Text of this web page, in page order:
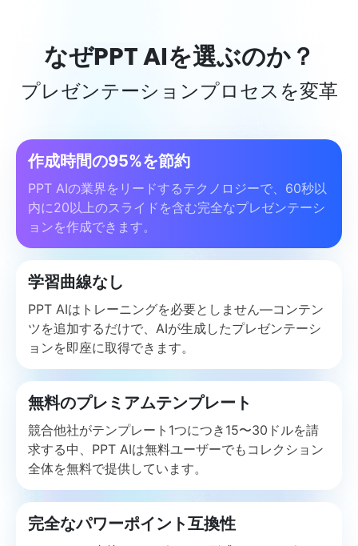
なぜPPT AIを選ぶのか？
プレゼンテーションプロセスを変革
作成時間の95%を節約
PPT AIの業界をリードするテクノロジーで、60秒以
内に20以上のスライドを含む完全なプレゼンテーシ
ョンを作成できます。
学習曲線なし
PPT AIはトレーニングを必要としません—コンテン
ツを追加するだけで、AIが生成したプレゼンテーシ
ョンを即座に取得できます。
無料のプレミアムテンプレート
競合他社がテンプレート1つにつき15〜30ドルを請
求する中、PPT AIは無料ユーザーでもコレクション
全体を無料で提供しています。
完全なパワーポイント互換性